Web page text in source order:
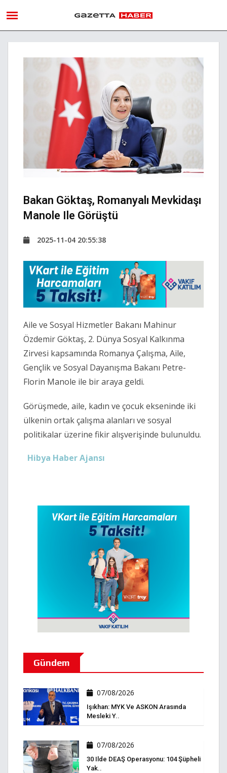
Bakan Göktaş, Romanyalı Mevkidaşı
Manole Ile Görüştü
2025-11-04 20:55:38
Aile ve Sosyal Hizmetler Bakanı Mahinur
Özdemir Göktaş, 2. Dünya Sosyal Kalkınma
Zirvesi kapsamında Romanya Çalışma, Aile,
Gençlik ve Sosyal Dayanışma Bakanı Petre-
Florin Manole ile bir araya geldi.
Görüşmede, aile, kadın ve çocuk ekseninde iki
ülkenin ortak çalışma alanları ve sosyal
politikalar üzerine fikir alışverişinde bulunuldu.
Hibya Haber Ajansı
Gündem
07/08/2026
Işıkhan: MYK Ve ASKON Arasında
Mesleki Y..
07/08/2026
30 Ilde DEAŞ Operasyonu: 104 Şüpheli
Yak..